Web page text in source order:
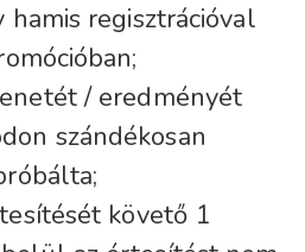
hamis regisztrációval
/ eredményét
szándékosan
követő 1